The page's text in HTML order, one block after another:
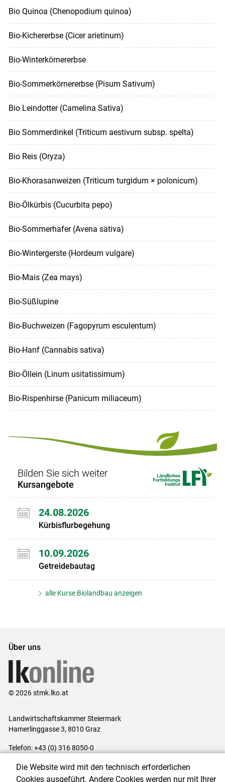
Bio Quinoa (Chenopodium quinoa)
Bio-Kichererbse (Cicer arietinum)
Bio-Winterkörnererbse
Bio-Sommerkörnererbse (Pisum Sativum)
Bio Leindotter (Camelina Sativa)
Bio Sommerdinkel (Triticum aestivum subsp. spelta)
Bio Reis (Oryza)
Bio-Khorasanweizen (Triticum turgidum × polonicum)
Bio-Ölkürbis (Cucurbita pepo)
Bio-Sommerhafer (Avena sativa)
Bio-Wintergerste (Hordeum vulgare)
Bio-Mais (Zea mays)
Bio-Süßlupine
Bio-Buchweizen (Fagopyrum esculentum)
Bio-Hanf (Cannabis sativa)
Bio-Öllein (Linum usitatissimum)
Bio-Rispenhirse (Panicum miliaceum)
Bilden Sie sich weiter
Kursangebote
24.08.2026
Kürbisflurbegehung
10.09.2026
Getreidebautag
alle Kurse Biolandbau anzeigen
Über uns
© 2026 stmk.lko.at
Landwirtschaftskammer Steiermark
Hamerlinggasse 3, 8010 Graz
Telefon: +43 (0) 316 8050-0
Impressum|Kontakt|Datenschutzerklärung|Barrierefreiheit|
Die Website wird mit den technisch erforderlichen
Cookies ausgeführt. Andere Cookies werden nur mit Ihrer